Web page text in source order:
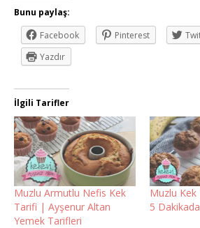
Bunu paylaş:
Facebook
Pinterest
Yazdır
İlgili Tarifler
Muzlu Armutlu Nefis Kek
Tarifi | Ayşenur Altan
Yemek Tarifleri
Muzlu
5 Dakikada